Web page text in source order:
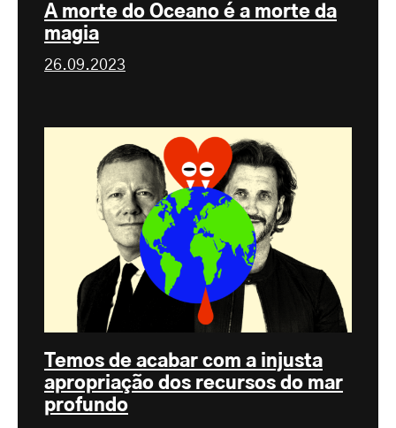
A morte do Oceano é a morte da
magia
26.09.2023
Temos de acabar com a injusta
apropriação dos recursos do mar
profundo